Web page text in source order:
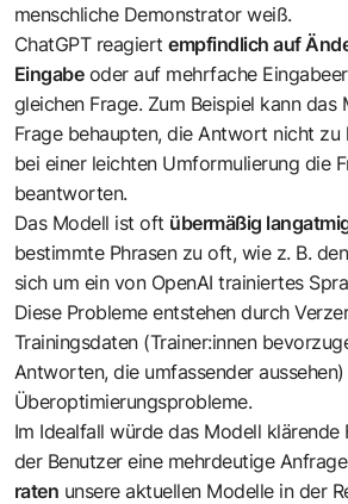
menschliche Demonstrator weiß.
ChatGPT reagiertempfindlich auf
Eingabeoder auf mehrfache
gleichen Frage. Zum Beispiel kann das
Frage behaupten, die Antwort nicht zu
bei einer leichten Umformulierung die
beantworten.
Das Modell ist oft übermäßig
bestimmte Phrasen zu oft, wie z. B.
sich um ein von OpenAI trainiertes
Diese Probleme entstehen durch
Trainingsdaten (Trainer:innen
Antworten, die umfassender
Überoptimierungsprobleme.
Im Idealfall würde das Modell klärende
der Benutzer eine mehrdeutige
raten unsere aktuellen Modelle in der